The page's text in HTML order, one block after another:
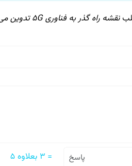
نقشه راه گذر به فناوری ۵G تدوین می شود
= ۳ بعلاوه ۵